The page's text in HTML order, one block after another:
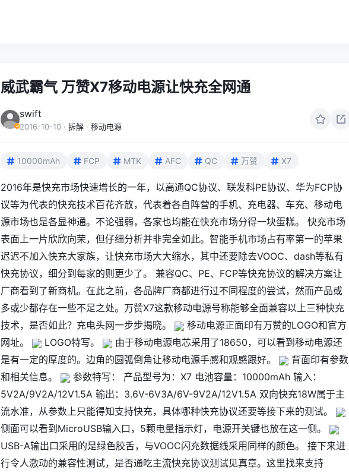
威武霸气 万赞X7移动电源让快充全网通
swift
2016-10-10 · 拆解 · 移动电源
10000mAh FCP MTK AFC QC 万赞 X7
2016年是快充市场快速增长的一年，以高通QC协议、联发科PE协议、 华为FCP协
议等为代表的快充技术百花齐放，代表着各自阵营的手机、充电器、车充、 移动电
源市场也是各显神通。不论强弱，各家也均能在快充市场分得一块蛋糕。 快充市场
表面上一片欣欣向荣，但仔细分析并非完全如此。智能手机市场占有率第一的苹果
迟迟不加入快充大家族，让快充市场大大缩水，其中还要除去VOOC、 dash等私有
快充协议，细分到每家的则更少了。 兼容QC、PE、FCP等快充协议的解决方案让
厂商看到了新商机。在此之前，各品牌厂商都进行过不同程度的尝试，然而产品或
多或少都存在一些不足之处。万赞X7这款移动电源号称能够全面兼容以上三种快充
技术，是否如此？充电头网一步步揭晓。
移动电源正面印有万赞的LOGO和官方
网址。
LOGO特写。
由于移动电源电芯采用了18650，可以看到移动电源还
是有一定的厚度的。边角的圆弧倒角让移动电源手感和观感跟好。
背面印有参数
和相关信息。
参数特写： 产品型号为：X7 电池容量：10000mAh 输入：
5V2A/9V2A/12V1.5A 输出：3.6V-6V3A/6V-9V2A/12V1.5A 双向快充18W属于主
流水准，从参数上只能得知支持快充，具体哪种快充协议还要等接下来的测试。
侧面可以看到MicroUSB输入口，5颗电量指示灯，电源开关键也放在这一侧。
USB-A输出口采用的是绿色胶舌，与VOOC闪充数据线采用同样的颜色。 接下来进
行令人激动的兼容性测试，是否通吃主流快充协议测试见真章。这里找来支持